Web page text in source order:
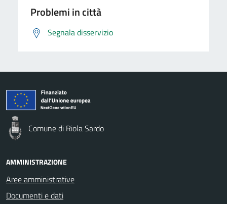
Problemi in città
Segnala disservizio
Comune di Riola Sardo
AMMINISTRAZIONE
Aree amministrative
Documenti e dati